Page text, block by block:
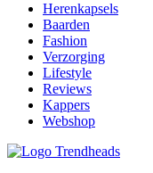
Herenkapsels
Baarden
Fashion
Verzorging
Lifestyle
Reviews
Kappers
Webshop